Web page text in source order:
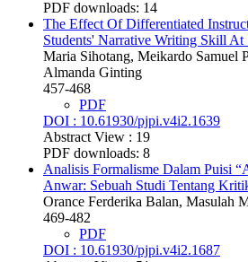
PDF downloads: 14
The Effect Of Differentiated
Students' Narrative Writing Skill
Maria Sihotang, Meikardo Samuel
Almanda Ginting
457-468
PDF
DOI : 10.61930/pjpi.v4i2.1639
Abstract View : 19
PDF downloads: 8
Analisis Formalisme Dalam Puisi
Anwar: Sebuah Studi Tentang
Orance Ferderika Balan, Masulah
469-482
PDF
DOI : 10.61930/pjpi.v4i2.1687